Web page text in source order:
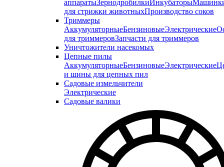
аппаратыЗернодробилкиИнкубаторы
для стрижки животныхПроизводство соков
Триммеры
АккумуляторныеБензиновыеЭлектрические
для триммеровЗапчасти для триммеров
Уничтожители насекомых
Цепные пилы
АккумуляторныеБензиновыеЭлектрические
и шины для цепных пил
Садовые измельчители
Электрические
Садовые валики